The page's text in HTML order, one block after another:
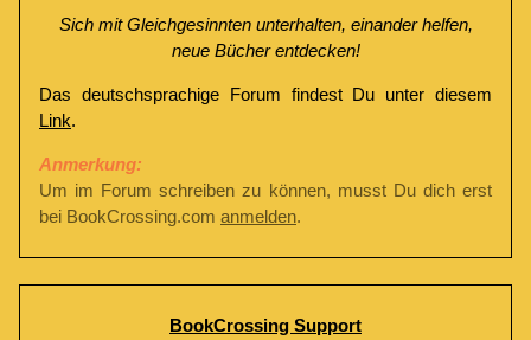
Sich mit Gleichgesinnten unterhalten, einander helfen,
neue Bücher entdecken!
Das deutschsprachige Forum findest Du unter diesem
Link.
Anmerkung:
Um im Forum schreiben zu können, musst Du dich erst
bei BookCrossing.com anmelden.
BookCrossing Support